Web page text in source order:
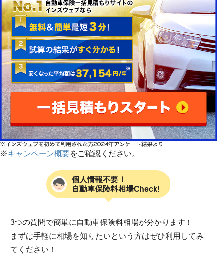
※キャンペーン概要をご確認ください。
個人情報不要！
自動車保険料相場Check!
3つの質問で簡単に自動車保険料相場が分かります！
まずは手軽に相場を知りたいという方はぜひ利用してみ
てください！